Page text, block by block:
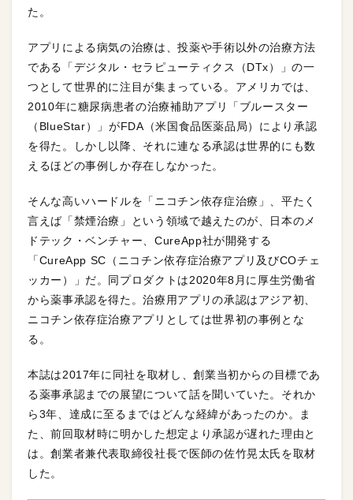
た。
アプリによる病気の治療は、投薬や手術以外の治療方法
である「デジタル・セラピューティクス（DTx）」の一
つとして世界的に注目が集まっている。アメリカでは、
2010年に糖尿病患者の治療補助アプリ「ブルースター
（BlueStar）」がFDA（米国食品医薬品局）により承認
を得た。しかし以降、それに連なる承認は世界的にも数
えるほどの事例しか存在しなかった。
そんな高いハードルを「ニコチン依存症治療」、平たく
言えば「禁煙治療」という領域で越えたのが、日本のメ
ドテック・ベンチャー、CureApp社が開発する
「CureApp SC（ニコチン依存症治療アプリ及びCOチェ
ッカー）」だ。同プロダクトは2020年8月に厚生労働省
から薬事承認を得た。治療用アプリの承認はアジア初、
ニコチン依存症治療アプリとしては世界初の事例とな
る。
本誌は2017年に同社を取材し、創業当初からの目標であ
る薬事承認までの展望について話を聞いていた。それか
ら3年、達成に至るまではどんな経緯があったのか。ま
た、前回取材時に明かした想定より承認が遅れた理由と
は。創業者兼代表取締役社長で医師の佐竹晃太氏を取材
した。